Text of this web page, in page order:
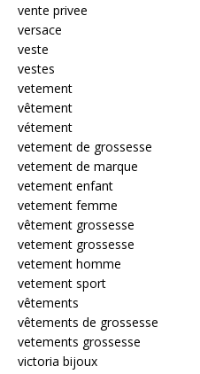
vente privee
versace
veste
vestes
vetement
vêtement
vétement
vetement de grossesse
vetement de marque
vetement enfant
vetement femme
vêtement grossesse
vetement grossesse
vetement homme
vetement sport
vêtements
vêtements de grossesse
vetements grossesse
victoria bijoux